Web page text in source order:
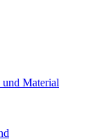
Material